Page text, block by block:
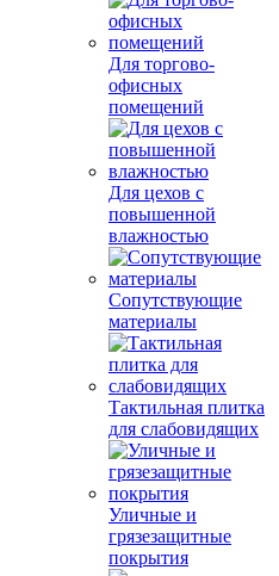
Для торгово-
офисных
помещений
Для цехов с
повышенной
влажностью
Сопутствующие
материалы
Тактильная плитка
для слабовидящих
Уличные и
грязезащитные
покрытия